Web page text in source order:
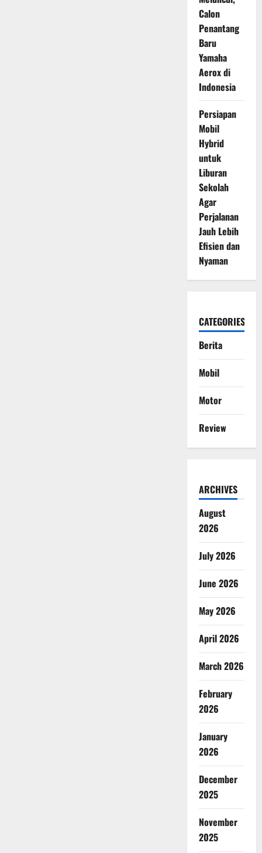
Calon
Penantang
Baru
Yamaha
Aerox di
Indonesia
Persiapan
Mobil
Hybrid
untuk
Liburan
Sekolah
Agar
Perjalanan
Jauh Lebih
Efisien dan
Nyaman
CATEGORIES
Berita
Mobil
Motor
Review
ARCHIVES
August
2026
July 2026
June 2026
May 2026
April 2026
March 2026
February
2026
January
2026
December
2025
November
2025